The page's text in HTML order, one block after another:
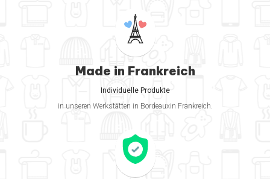
Made in Frankreich
Individuelle Produkte
in unseren Werkstätten in Bordeauxin Frankreich.